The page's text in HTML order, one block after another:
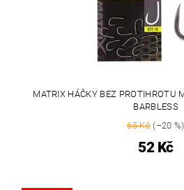
MATRIX HÁČKY BEZ PROTIHROTU
BARBLESS
65 Kč (–20 %)
52 Kč